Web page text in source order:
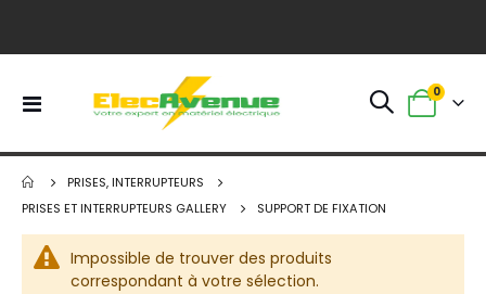
Basculer
Panier
0
PRISES, INTERRUPTEURS
PRISES ET INTERRUPTEURS GALLERY
SUPPORT DE FIXATION
Impossible de trouver des produits
correspondant à votre sélection.